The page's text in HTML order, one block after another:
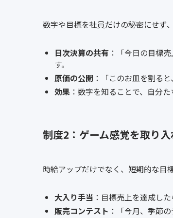
数字や目標を社員だけの秘密にせず
日次決算の共有 ：「今日の目標
す。
原価の公開 ：「このお皿を割る
効果 ：数字を知ることで、自分
制度2：ゲーム感覚を取り入
時給アップだけでなく、短期的な目
大入り手当 ：目標売上を達成し
販売コンテスト ：「今月、季節